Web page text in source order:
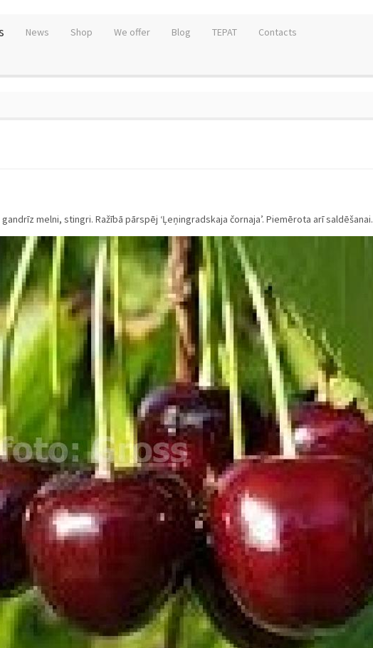
News Shop We offer Blog TEPAT Contacts
melni, stingri. Ražībā pārspēj ‘Ļeņingradskaja čornaja’. Piemērota arī saldēšanai.